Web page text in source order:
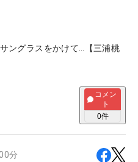
ングラスをかけて…【三浦桃
コメン
ト
0件
分